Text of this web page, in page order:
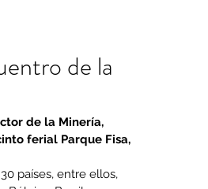
de la
de la Minería,
ferial Parque Fisa,
países, entre ellos,